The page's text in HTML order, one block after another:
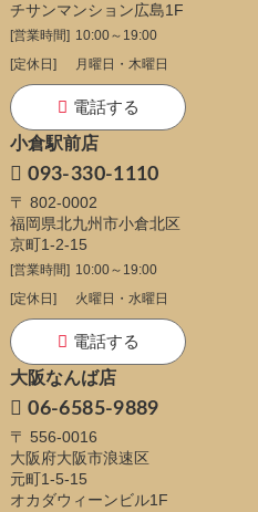
チサンマンション広島1F
[営業時間] 10:00～19:00
[定休日]
月曜日・木曜日
電話する
小倉駅前店
093-330-1110
〒 802-0002
福岡県北九州市小倉北区
京町1-2-15
[営業時間] 10:00～19:00
[定休日]
火曜日・水曜日
電話する
大阪なんば店
06-6585-9889
〒 556-0016
大阪府大阪市浪速区
元町1-5-15
オカダウィーンビル1F